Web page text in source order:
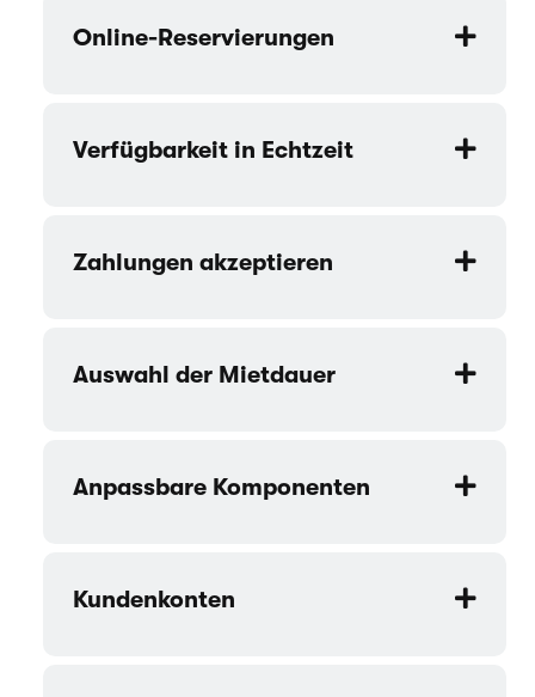
Online-Reservierungen
Verfügbarkeit in Echtzeit
Zahlungen akzeptieren
Auswahl der Mietdauer
Anpassbare Komponenten
Kundenkonten